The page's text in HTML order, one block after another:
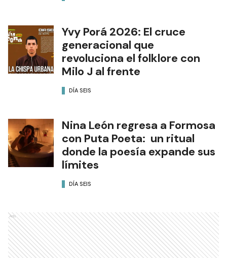
Yvy Porá 2026: El cruce
generacional que
revoluciona el folklore con
Milo J al frente
DÍA SEIS
Nina León regresa a Formosa
con Puta Poeta: un ritual
donde la poesía expande sus
límites
DÍA SEIS
Ads